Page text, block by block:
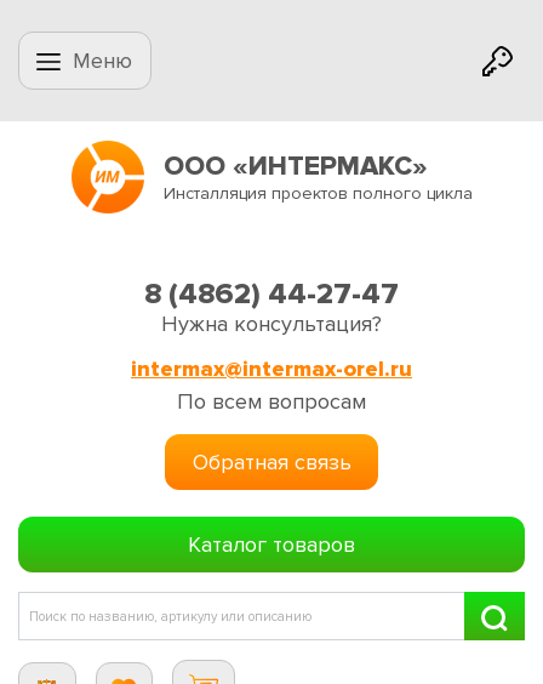
Меню
ООО «ИНТЕРМАКС»
Инсталляция проектов полного цикла
8 (4862) 44-27-47
Нужна консультация?
intermax@intermax-orel.ru
По всем вопросам
Обратная связь
Каталог товаров